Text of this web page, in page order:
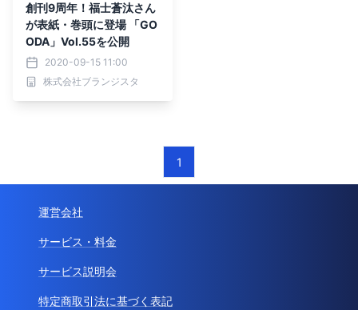
創刊9周年！福士蒼汰さん
が表紙・巻頭に登場 「GO
ODA」Vol.55を公開
2020-09-15 11:00
株式会社ブランジスタ
1
運営会社
サービス・料金
サービス説明会
特定商取引法に基づく表記